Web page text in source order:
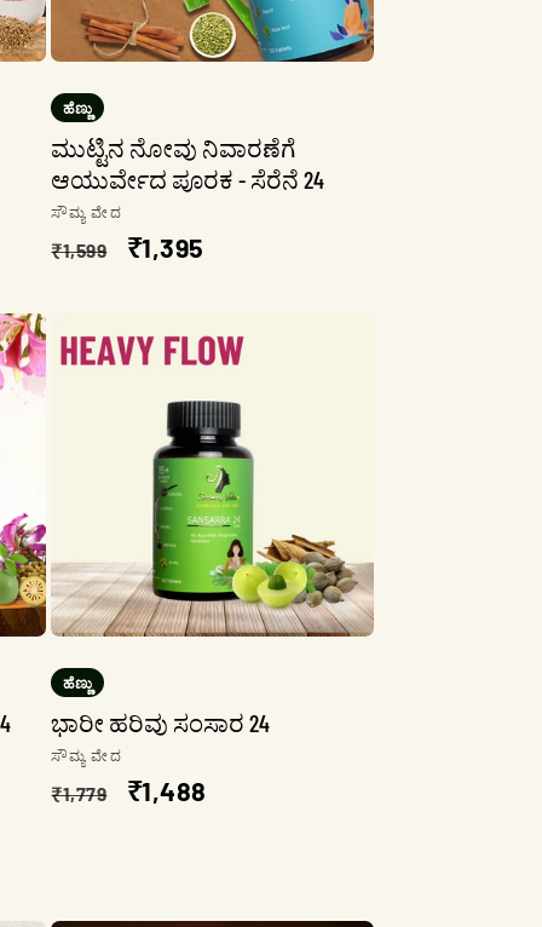
ಹೆಣ್ಣು
ಮುಟ್ಟಿನ ನೋವು ನಿವಾರಣೆಗೆ
ಆಯುರ್ವೇದ ಪೂರಕ - ಸೆರೆನೆ 24
ಮಾರಾಟಗಾರ:
ಸೌಮ್ಯ ವೇದ
ನಿಯಮಿತ
₹1,599
ಮಾರಾಟ
₹1,395
ಹೆಣ್ಣು
ಭಾರೀ ಹರಿವು ಸಂಸಾರ 24
ಮಾರಾಟಗಾರ:
ಸೌಮ್ಯ ವೇದ
ನಿಯಮಿತ
₹1,779
ಮಾರಾಟ
₹1,488